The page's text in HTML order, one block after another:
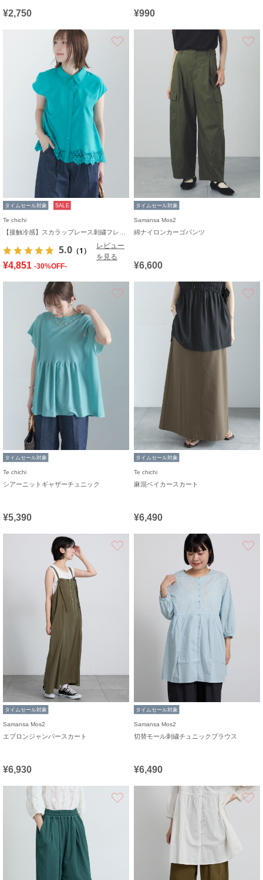
¥2,750 ¥990
タイムセール対象 SALE
Te chichi
5.0 （1）
レビュー
を見る
¥4,851 -30%OFF-
タイムセール対象
Samansa Mos2
綿ナイロンカーゴパンツ
¥6,600
タイムセール対象
Te chichi
シアーニットギャザーチュニック
¥5,390
タイムセール対象
Te chichi
麻混ベイカースカート
¥6,490
タイムセール対象
Samansa Mos2
エプロンジャンパースカート
¥6,930
タイムセール対象
Samansa Mos2
切替モール刺繍チュニックブラウス
¥6,490